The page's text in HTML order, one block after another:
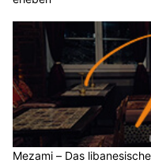
Mezami – Das